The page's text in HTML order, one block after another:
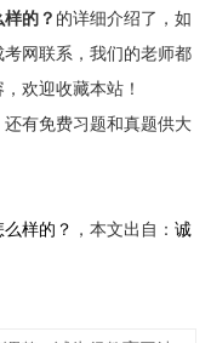
的？ 的详细介绍了，如
网联系，我们的老师都
欢迎收藏本站！
有免费习题和真题供大
样的？ ，本文出自： 诚